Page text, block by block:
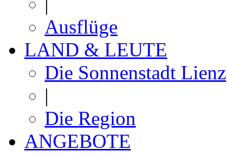
Ausflüge
LAND & LEUTE
Die Sonnenstadt Lienz
|
Die Region
ANGEBOTE